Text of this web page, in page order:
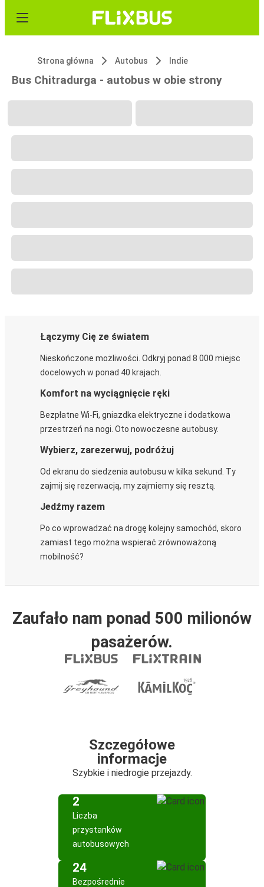
Strona główna Autobus Indie
Bus Chitradurga - autobus w obie strony
Łączymy Cię ze światem
Nieskończone możliwości. Odkryj ponad 8 000 miejsc
docelowych w ponad 40 krajach.
Komfort na wyciągnięcie ręki
Bezpłatne Wi-Fi, gniazdka elektryczne i dodatkowa
przestrzeń na nogi. Oto nowoczesne autobusy.
Wybierz, zarezerwuj, podróżuj
Od ekranu do siedzenia autobusu w kilka sekund. Ty
zajmij się rezerwacją, my zajmiemy się resztą.
Jedźmy razem
Po co wprowadzać na drogę kolejny samochód, skoro
zamiast tego można wspierać zrównoważoną
mobilność?
Zaufało nam ponad 500 milionów
pasażerów.
Szczegółowe
informacje
Szybkie i niedrogie przejazdy.
2
Liczba
przystanków
autobusowych
24
Bezpośrednie